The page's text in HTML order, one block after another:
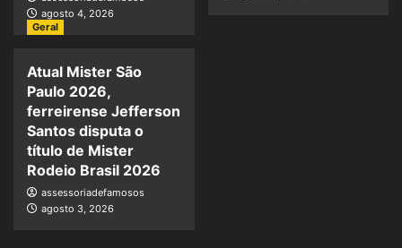
agosto 4, 2026
Geral
Atual Mister São
Paulo 2026,
ferreirense Jefferson
Santos disputa o
título de Mister
Rodeio Brasil 2026
assessoriadefamosos
agosto 3, 2026